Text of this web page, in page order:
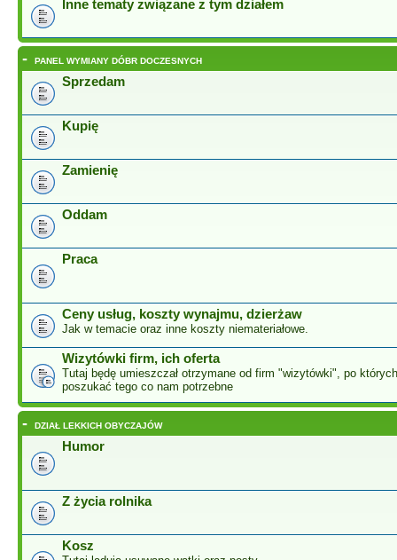
Inne tematy związane z tym działem
- PANEL WYMIANY DÓBR DOCZESNYCH
Sprzedam
Kupię
Zamienię
Oddam
Praca
Ceny usług, koszty wynajmu, dzierżaw
Jak w temacie oraz inne koszty niemateriałowe.
Wizytówki firm, ich oferta
Tutaj będę umieszczał otrzymane od firm "wizytówki", po
poszukać tego co nam potrzebne
- DZIAŁ LEKKICH OBYCZAJÓW
Humor
Z życia rolnika
Kosz